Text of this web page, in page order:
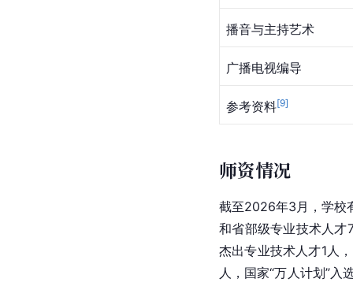
播音与主持艺术
广播电视编导
参考资料[9]
师资情况
截至2026年3月，学校
和省部级专业技术人才
杰出专业技术人才1人
人，国家“万人计划”入